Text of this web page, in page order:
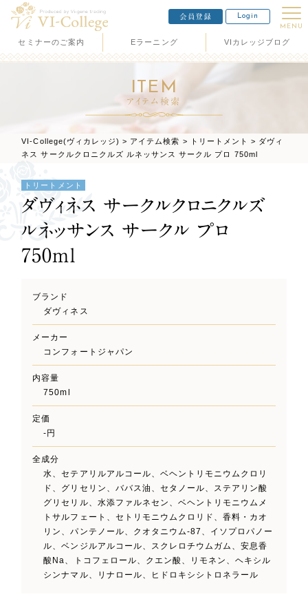
会員登録 Login
MENU
セミナーのご案内 Eラーニング VIカレッジブログ
ITEM
アイテム検索
VI-College(ヴィカレッジ) > アイテム検索 > トリートメント > ダヴィ
ネス サークルクロニクルズ ルネッサンス サークル プロ 750ml
トリートメント
ダヴィネス サークルクロニクルズ
ルネッサンス サークル プロ
750ml
ブランド
ダヴィネス
メーカー
コンフォートジャパン
内容量
750ml
定価
-円
全成分
水、セテアリルアルコール、ベヘントリモニウムクロリ
ド、グリセリン、ババス油、セタノール、ステアリン酸
グリセリル、水添ファルネセン、ベヘントリモニウムメ
トサルフェート、セトリモニウムクロリド、香料・カオ
リン、パンテノール、クオタニウム-87、イソプロパノー
ル、ベンジルアルコール、スクレロチウムガム、安息香
酸Na、トコフェロール、クエン酸、リモネン、ヘキシル
シンナマル、リナロール、ヒドロキシシトロネラール